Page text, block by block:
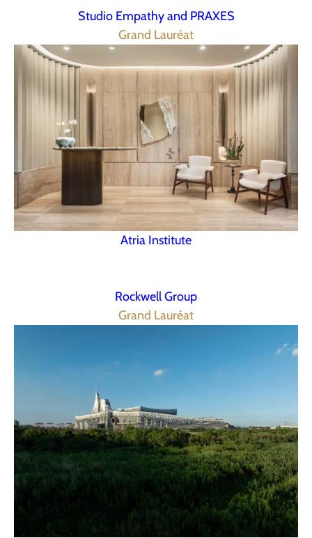
Studio Empathy and PRAXES
Grand Lauréat
Atria Institute
Rockwell Group
Grand Lauréat